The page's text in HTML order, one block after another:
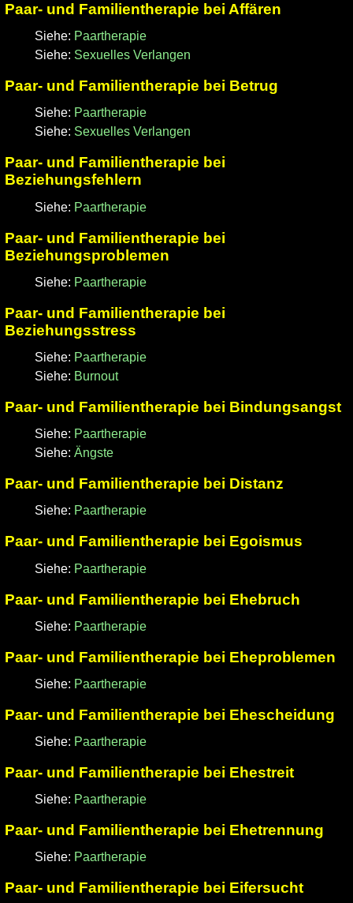
Paar- und Familientherapie bei Affären
Siehe: Paartherapie
Siehe: Sexuelles Verlangen
Paar- und Familientherapie bei Betrug
Siehe: Paartherapie
Siehe: Sexuelles Verlangen
Paar- und Familientherapie bei
Beziehungsfehlern
Siehe: Paartherapie
Paar- und Familientherapie bei
Beziehungsproblemen
Siehe: Paartherapie
Paar- und Familientherapie bei
Beziehungsstress
Siehe: Paartherapie
Siehe: Burnout
Paar- und Familientherapie bei Bindungsangst
Siehe: Paartherapie
Siehe:Ängste
Paar- und Familientherapie bei Distanz
Siehe: Paartherapie
Paar- und Familientherapie bei Egoismus
Siehe: Paartherapie
Paar- und Familientherapie bei Ehebruch
Siehe: Paartherapie
Paar- und Familientherapie bei Eheproblemen
Siehe: Paartherapie
Paar- und Familientherapie bei Ehescheidung
Siehe: Paartherapie
Paar- und Familientherapie bei Ehestreit
Siehe: Paartherapie
Paar- und Familientherapie bei Ehetrennung
Siehe: Paartherapie
Paar- und Familientherapie bei Eifersucht